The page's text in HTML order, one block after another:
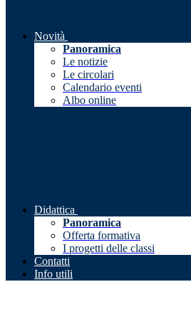
Novità
Panoramica
Le notizie
Le circolari
Calendario eventi
Albo online
Didattica
Panoramica
Offerta formativa
I progetti delle classi
Contatti
Info utili